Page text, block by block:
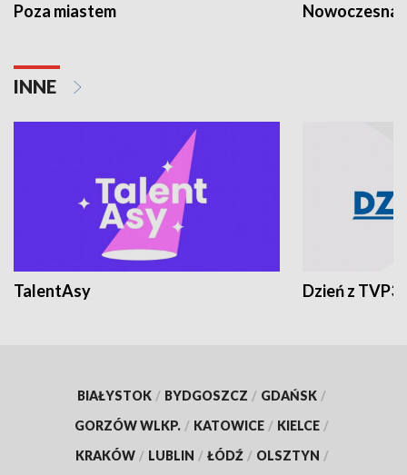
Poza miastem Nowoczesna
INNE
TalentAsy Dzień z TVP3
BIAŁYSTOK / BYDGOSZCZ / GDAŃSK /
GORZÓW WLKP. / KATOWICE / KIELCE /
KRAKÓW / LUBLIN / ŁÓDŹ / OLSZTYN /